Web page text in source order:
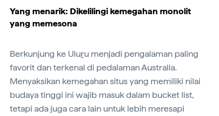
Yang menarik: Dikelilingi kemegahan monolit
yang memesona
Berkunjung ke Uluru menjadi pengalaman paling
favorit dan terkenal di pedalaman Australia.
Menyaksikan kemegahan situs yang memiliki nilai
budaya tinggi ini wajib masuk dalam bucket list,
tetapi ada juga cara lain untuk lebih meresapi